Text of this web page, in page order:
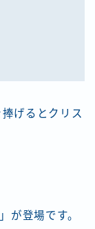
げるとクリス
が登場です。